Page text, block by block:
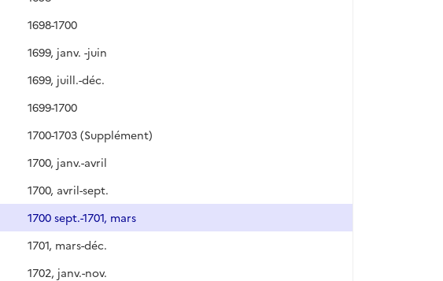
1698-1700
1699, janv. -juin
1699, juill.-déc.
1699-1700
1700-1703 (Supplément)
1700, janv.-avril
1700, avril-sept.
1700 sept.-1701, mars
1701, mars-déc.
1702, janv.-nov.